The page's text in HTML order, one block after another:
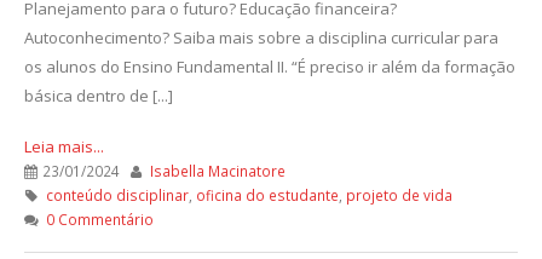
Planejamento para o futuro? Educação financeira?
Autoconhecimento? Saiba mais sobre a disciplina curricular para
os alunos do Ensino Fundamental II. “É preciso ir além da formação
básica dentro de [...]
Leia mais...
23/01/2024
Isabella Macinatore
conteúdo disciplinar, oficina do estudante projeto de vida
0 Commentário